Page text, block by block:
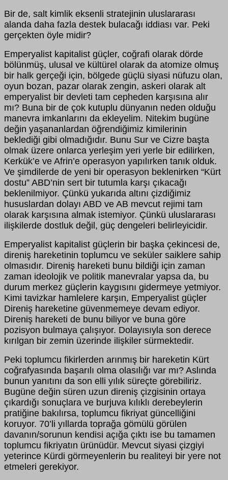
Bir de, salt kimlik eksenli stratejinin uluslararası
alanda daha fazla destek bulacağı iddiası var. Peki
gerçekten öyle midir?
Emperyalist kapitalist güçler, coğrafi olarak dörde
bölünmüş, ulusal ve kültürel olarak da atomize olmuş
bir halk gerçeği için, bölgede güçlü siyasi nüfuzu olan,
oyun bozan, pazar olarak zengin, askeri olarak alt
emperyalist bir devleti tam cepheden karşısına alır
mı? Buna bir de çok kutuplu dünyanın neden olduğu
manevra imkanlarını da ekleyelim. Nitekim bugüne
değin yaşananlardan öğrendiğimiz kimilerinin
beklediği gibi olmadığıdır. Bunu Sur ve Cizre başta
olmak üzere onlarca yerleşim yeri yerle bir edilirken,
Kerkük’e ve Afrin’e operasyon yapılırken tanık olduk.
Ve şimdilerde de yeni bir operasyon beklenirken “Kürt
dostu” ABD’nin sert bir tutumla karşı çıkacağı
beklenilmiyor. Çünkü yukarıda altını çizdiğimiz
hususlardan dolayı ABD ve AB mevcut rejimi tam
olarak karşısına almak istemiyor. Çünkü uluslararası
ilişkilerde dostluk değil, güç dengeleri belirleyicidir.
Emperyalist kapitalist güçlerin bir başka çekincesi de,
direniş hareketinin toplumcu ve seküler saiklere sahip
olmasıdır. Direniş hareketi bunu bildiği için zaman
zaman ideolojik ve politik manevralar yapsa da, bu
durum merkez güçlerin kaygısını gidermeye yetmiyor.
Kimi tavizkar hamlelere karşın, Emperyalist güçler
Direniş hareketine güvenmemeye devam ediyor.
Direniş hareketi de bunu biliyor ve buna göre
pozisyon bulmaya çalışıyor. Dolayısıyla son derece
kırılgan bir zemin üzerinde ilişkiler sürmektedir.
Peki toplumcu fikirlerden arınmış bir hareketin Kürt
coğrafyasında başarılı olma olasılığı var mı? Aslında
bunun yanıtını da son elli yılık süreçte görebiliriz.
Bugüne değin süren uzun direniş çizgisinin ortaya
çıkardığı sonuçlara ve burjuva kılıklı derebeylerin
pratiğine bakılırsa, toplumcu fikriyat güncelliğini
koruyor. 70’li yıllarda toprağa gömülü görülen
davanın/sorunun kendisi açığa çıktı ise bu tamamen
toplumcu fikriyatın ürünüdür. Mevcut siyasi çizgiyi
yeterince Kürdi görmeyenlerin bu realiteyi bir yere not
etmeleri gerekiyor.